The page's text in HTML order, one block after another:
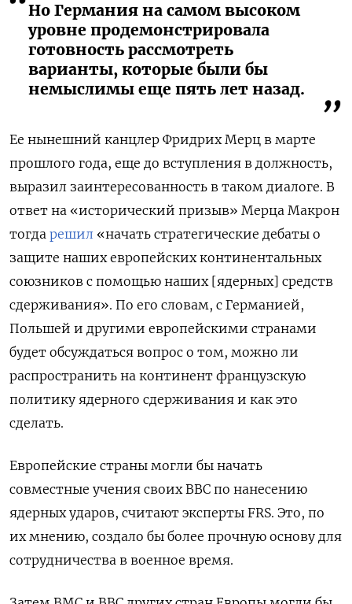
Но Германия на самом высоком
уровне продемонстрировала
готовность рассмотреть
варианты, которые были бы
немыслимы еще пять лет назад.
Ее нынешний канцлер Фридрих Мерц в марте
прошлого года, еще до вступления в должность,
выразил заинтересованность в таком диалоге. В
ответ на «исторический призыв» Мерца Макрон
тогда решил «начать стратегические дебаты о
защите наших европейских континентальных
союзников с помощью наших [ядерных] средств
сдерживания». По его словам, с Германией,
Польшей и другими европейскими странами
будет обсуждаться вопрос о том, можно ли
распространить на континент французскую
политику ядерного сдерживания и как это
сделать.
Европейские страны могли бы начать
совместные учения своих ВВС по нанесению
ядерных ударов, считают эксперты FRS. Это, по
их мнению, создало бы более прочную основу для
сотрудничества в военное время.